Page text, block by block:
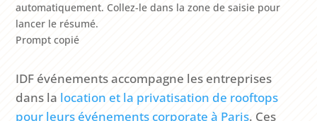
automatiquement. Collez-le dans la zone de saisie pour
lancer le résumé.
Prompt copié
IDF événements accompagne les entreprises
dans la location et la privatisation de rooftops
pour leurs événements corporate à Paris. Ces